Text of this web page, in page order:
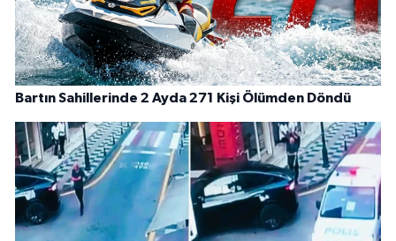
Bartın Sahillerinde 2 Ayda 271 Kişi Ölümden Döndü